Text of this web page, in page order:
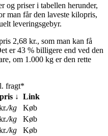
og priser i tabellen herunder,
man får den laveste kilopris,
leveringsgebyr.
2,68 kr., som man kan få
er 43 % billigere end ved den
om 1.000 kg er den rette
fragt*
↓ Link
/kg
Køb
/kg
Køb
/kg
Køb